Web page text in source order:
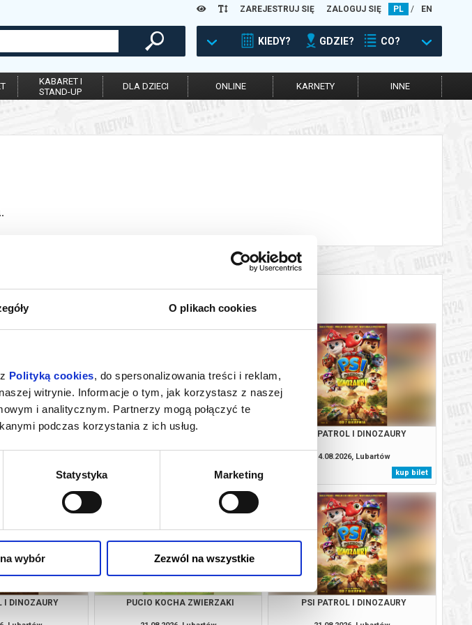
O plikach cookies
Polityką cookies, do spersonalizowania treści i reklam,
witrynie. Informacje o tym, jak korzystasz z naszej
i analitycznym. Partnerzy mogą połączyć te
podczas korzystania z ich usług.
Statystyka Marketing
wybór Zezwól na wszystkie
ZAREJESTRUJ SIĘ ZALOGUJ SIĘ PL / EN
KIEDY? GDZIE? CO?
KABARET I
STAND-UP
DLA DZIECI ONLINE KARNETY INNE
I DINOZAURY
kup bilet
PSI PATROL I DINOZAURY
kup bilet
PSI PATROL I DINOZAURY
14.08.2026, Lubartów
kup bilet
I DINOZAURY PUCIO KOCHA ZWIERZAKI PSI PATROL I DINOZAURY